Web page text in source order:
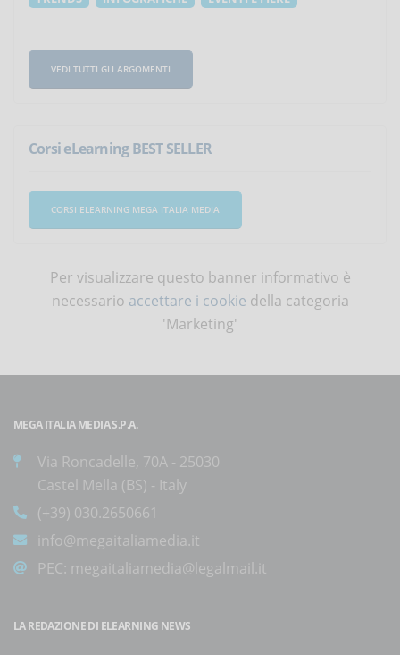
VEDI TUTTI GLI ARGOMENTI
Corsi eLearning BEST SELLER
CORSI ELEARNING MEGA ITALIA MEDIA
Per visualizzare questo banner informativo è
necessario accettare i cookie della categoria
'Marketing'
MEGA ITALIA MEDIA S.P.A.
Via Roncadelle, 70A - 25030
Castel Mella (BS) - Italy
(+39) 030.2650661
info@megaitaliamedia.it
PEC: megaitaliamedia@legalmail.it
LA REDAZIONE DI ELEARNING NEWS